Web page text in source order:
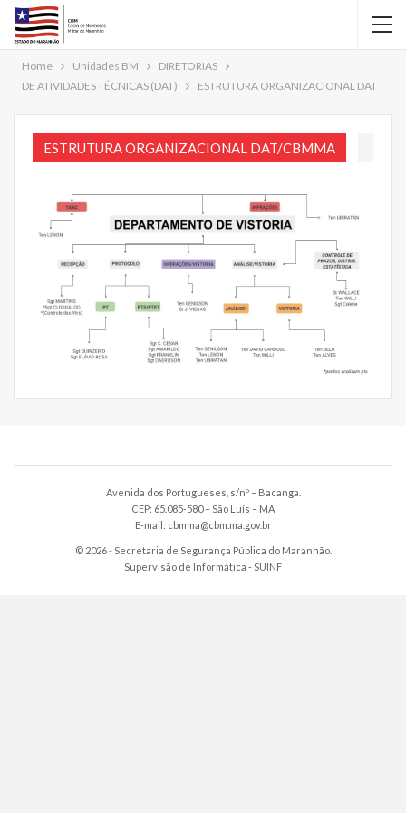
Home Unidades BM
DIRETORIAS
DE ATIVIDADES TÉCNICAS (DAT)
ESTRUTURA ORGANIZACIONAL DAT
ESTRUTURA ORGANIZACIONAL DAT/CBMMA
Avenida dos Portugueses, s/nº – Bacanga.
CEP: 65.085-580 – São Luís – MA
E-mail: cbmma@cbm.ma.gov.br
© 2026 - Secretaria de Segurança Pública do Maranhão.
Supervisão de Informática - SUINF